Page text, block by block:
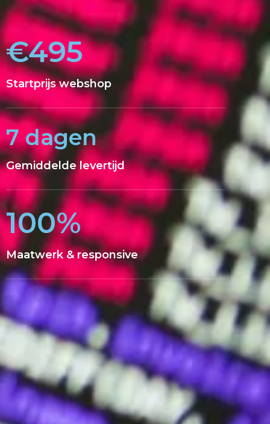
€495
Startprijs webshop
7 dagen
Gemiddelde levertijd
100%
Maatwerk & responsive